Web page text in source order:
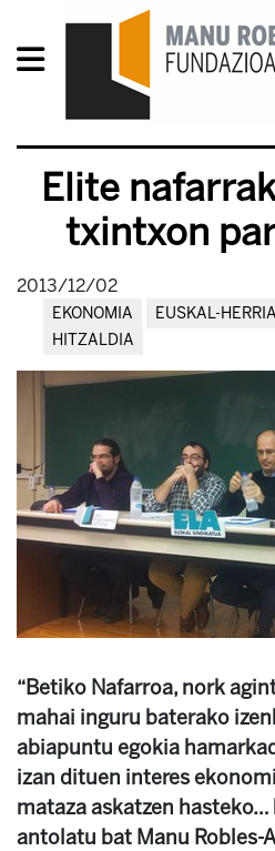
Elite
txintxon
2013/12/02
EKONOMIA EUSKAL-HERRIA
HITZALDIA
“Betiko Nafarroa, nork
mahai inguru baterako
abiapuntu egokia
izan dituen interes
mataza askatzen hasteko…
antolatu bat Manu Robles-